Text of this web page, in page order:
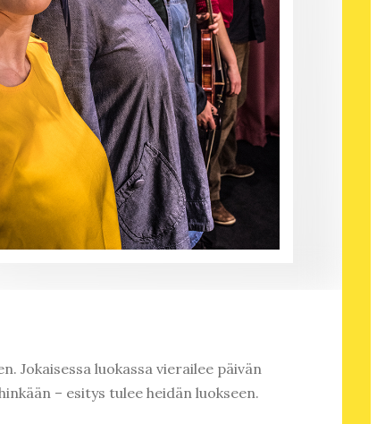
Jokaisessa luokassa vierailee päivän
– esitys tulee heidän luokseen.